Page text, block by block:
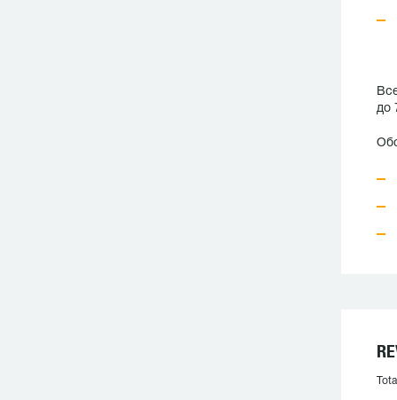
до